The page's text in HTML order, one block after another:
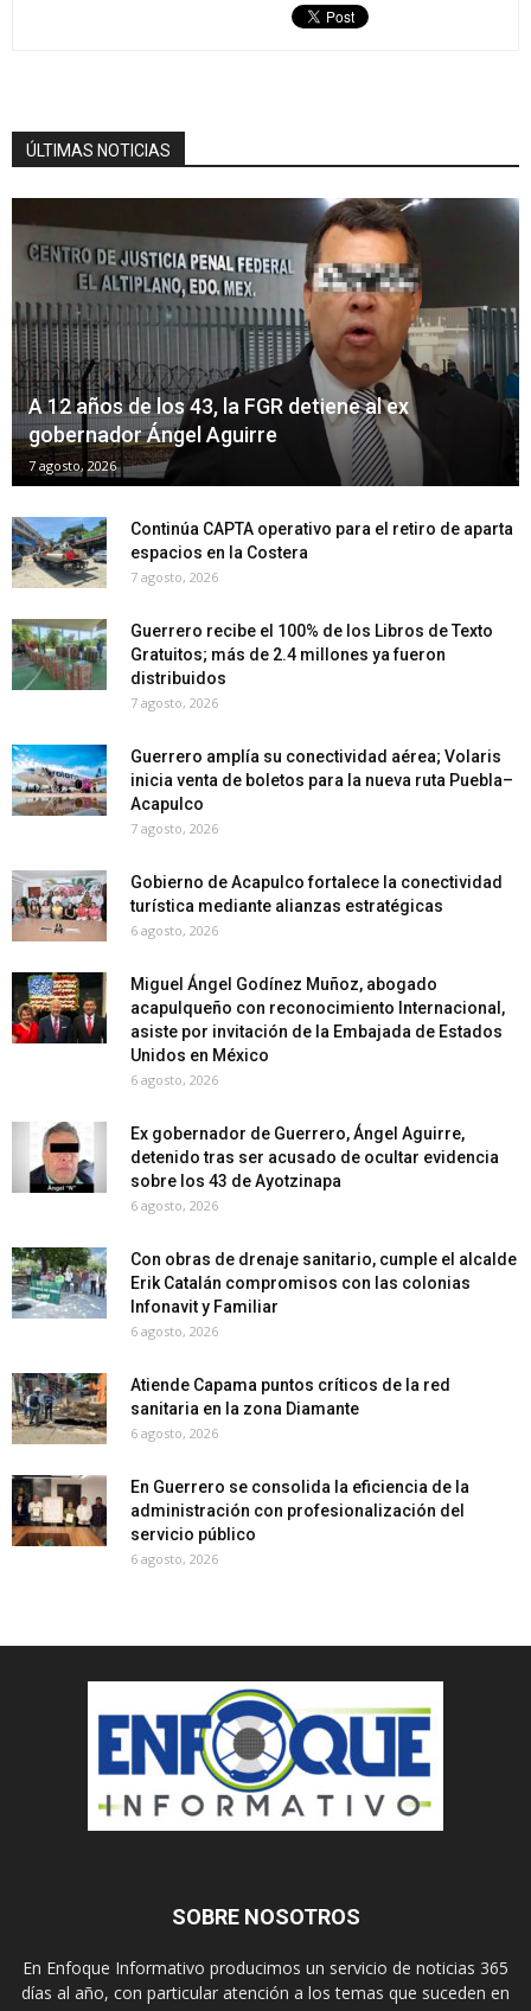
ÚLTIMAS NOTICIAS
A 12 años de los 43, la FGR detiene al ex
gobernador Ángel Aguirre
7 agosto, 2026
Continúa CAPTA operativo para el retiro de aparta
espacios en la Costera
7 agosto, 2026
Guerrero recibe el 100% de los Libros de Texto
Gratuitos; más de 2.4 millones ya fueron
distribuidos
7 agosto, 2026
Guerrero amplía su conectividad aérea; Volaris
inicia venta de boletos para la nueva ruta Puebla–
Acapulco
7 agosto, 2026
Gobierno de Acapulco fortalece la conectividad
turística mediante alianzas estratégicas
6 agosto, 2026
Miguel Ángel Godínez Muñoz, abogado
acapulqueño con reconocimiento Internacional,
asiste por invitación de la Embajada de Estados
Unidos en México
6 agosto, 2026
Ex gobernador de Guerrero, Ángel Aguirre,
detenido tras ser acusado de ocultar evidencia
sobre los 43 de Ayotzinapa
6 agosto, 2026
Con obras de drenaje sanitario, cumple el alcalde
Erik Catalán compromisos con las colonias
Infonavit y Familiar
6 agosto, 2026
Atiende Capama puntos críticos de la red
sanitaria en la zona Diamante
6 agosto, 2026
En Guerrero se consolida la eficiencia de la
administración con profesionalización del
servicio público
6 agosto, 2026
SOBRE NOSOTROS
En Enfoque Informativo producimos un servicio de noticias 365
días al año, con particular atención a los temas que suceden en